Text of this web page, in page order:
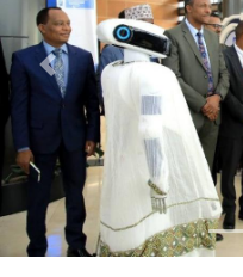
Previous